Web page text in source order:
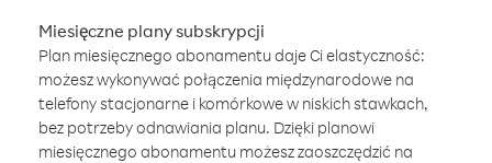
Miesięczne plany subskrypcji
Plan miesięcznego abonamentu daje Ci elastyczność:
możesz wykonywać połączenia międzynarodowe na
telefony stacjonarne i komórkowe w niskich stawkach,
bez potrzeby odnawiania planu. Dzięki planowi
miesięcznego abonamentu możesz zaoszczędzić na